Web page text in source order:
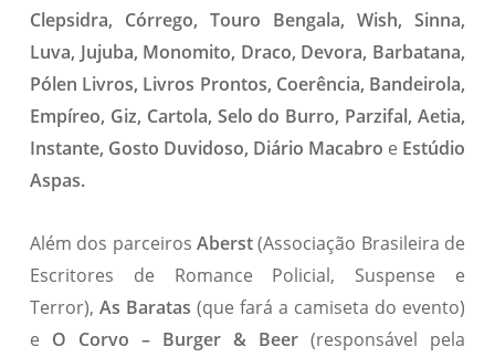
Clepsidra, Córrego, Touro Bengala, Wish, Sinna,
Luva, Jujuba, Monomito, Draco, Devora, Barbatana,
Pólen Livros, Livros Prontos, Coerência, Bandeirola,
Empíreo, Giz, Cartola, Selo do Burro, Parzifal, Aetia,
Instante, Gosto Duvidoso, Diário Macabro e Estúdio
Aspas.
Além dos parceiros Aberst(Associação Brasileira de
Escritores de Romance Policial, Suspense e
Terror), As Baratas (que fará a camiseta do evento)
e O Corvo – Burger & Beer (responsável pela